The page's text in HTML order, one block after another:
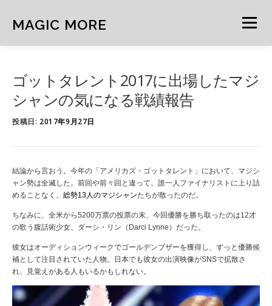
MAGIC MORE メニュー
ゴットタレント2017に出場したマジ
シャンの気になる戦績報告
投稿日: 2017年9月27日
結論から言おう。今年の「アメリカズ・ゴットタレント」において、マジシ
ャン勢は全滅した。前回や前々回と違って、誰一人ファイナリストに上り詰
めることなく、 総勢13人のマジシャンたちが散ったのだ。
ちなみに、全米から5200万票の投票の末、今回優勝を勝ち取ったのは12才
の歌う腹話術少女、ダーシ・リン（Darci Lynne）だった。
彼女はオーディションウィークでゴールデンブザーを獲得し、ずっと優勝候
補として注目されていた人物。
日本でも彼女の出演映像がSNSで拡散さ
れ、見覚えがある人もいるかもしれない。